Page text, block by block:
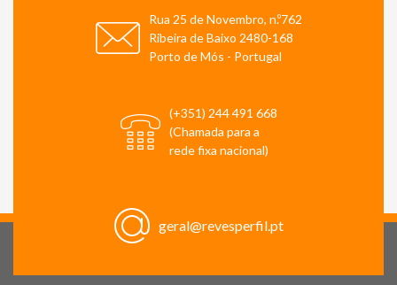
Rua 25 de Novembro, n.º762
Ribeira de Baixo 2480-168
Porto de Mós - Portugal
(+351) 244 491 668
(Chamada para a
rede fixa nacional)
geral@revesperfil.pt